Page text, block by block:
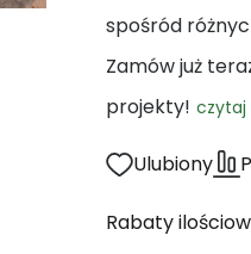
spośród
Zamów już
projekty! czytaj
Ulubiony
Rabaty